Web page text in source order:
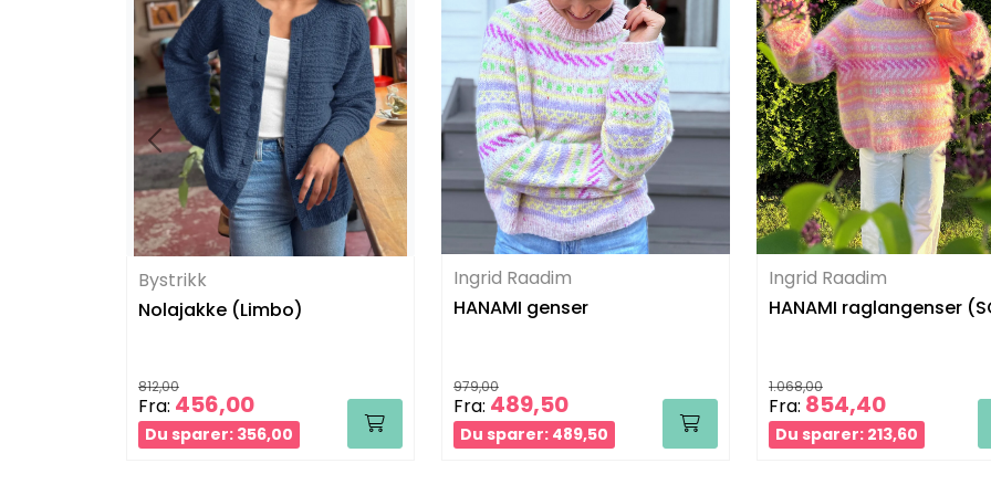
Bystrikk
Nolajakke (Limbo)
812,00
Fra: 456,00
Du sparer: 356,00
Ingrid Raadim
HANAMI genser
979,00
Fra: 489,50
Du sparer: 489,50
Ingrid Raadim
HANAMI raglangenser
1.068,00
Fra: 854,40
Du sparer: 213,60